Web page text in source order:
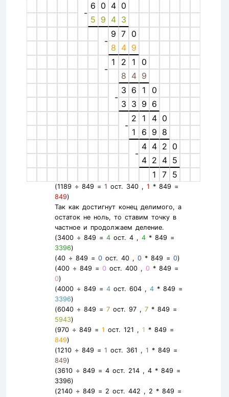
-
6 0 4 0
5 9 4 3
-
9 7 0
8 4 9
-
1 2 1
0
8 4 9
-
3 6 1
0
3 3 9 6
-
2 1 4 0
1
6 9 8
-
4 4 2 0
4 2 4 5
1
7 5
(1189 ÷ 849 = 1 ост. 340 , 1 * 849 =
849)
Так как достигнут конец делимого, а
остаток не ноль, то ставим точку в
частное и продолжаем деление.
(3400 ÷ 849 = 4ост. 4 , 4* 849 =
3396)
(40 ÷ 849 = 0ост. 40 , 0* 849 = 0)
(400 ÷ 849 = 0ост. 400 , 0* 849 =
0)
(4000 ÷ 849 = 4ост. 604 , 4* 849 =
3396)
(6040 ÷ 849 = 7ост. 97 , 7* 849 =
5943)
(970 ÷ 849 = 1 ост. 121 , 1 * 849 =
849)
(1210 ÷ 849 = 1 ост. 361 , 1 * 849 =
849)
(3610 ÷ 849 = 4ост. 214 , 4* 849 =
3396)
(2140 ÷ 849 = 2 ост. 442 , 2 * 849 =